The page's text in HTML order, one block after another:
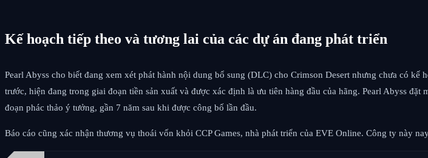
Kế hoạch tiếp theo và tương lai của các dự án đang phát triển
Pearl Abyss cho biết đang xem xét phát hành nội dung bổ sung (DLC) cho Crimson Desert nhưng chưa có
trước, hiện đang trong giai đoạn tiền sản xuất và được xác định là ưu tiên hàng đầu của hãng. Pearl Abyss
đoạn phác thảo ý tưởng, gần 7 năm sau khi được công bố lần đầu.
Báo cáo cũng xác nhận thương vụ thoái vốn khỏi CCP Games, nhà phát triển của EVE Online. Công ty này